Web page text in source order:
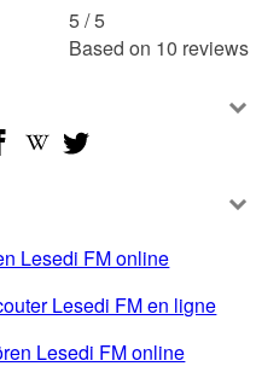
5 /5
Based on 10 reviews
Lesedi FM online
Lesedi FM en ligne
Lesedi FM online